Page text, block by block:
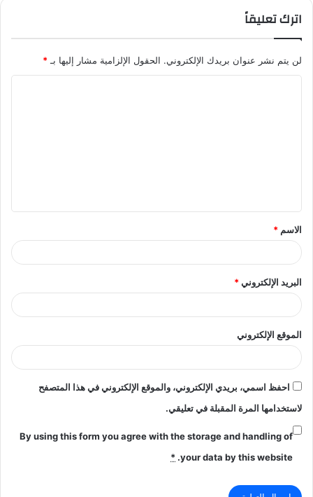
اترك تعليقاً
لن يتم نشر عنوان بريدك الإلكتروني. الحقول الإلزامية مشار إليها بـ*
ق
*
الاسم *
البريد الإلكتروني*
الموقع الإلكتروني
احفظ اسمي، بريدي الإلكتروني، والموقع الإلكتروني في هذا المتصفح
لاستخدامها المرة المقبلة في تعليقي.
By using this form you agree with the storage and handling of
your data by this website.
*